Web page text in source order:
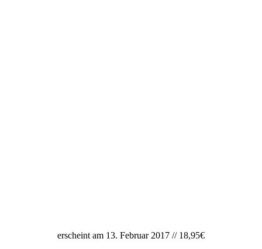
erscheint am 13. Februar 2017 // 18,95€